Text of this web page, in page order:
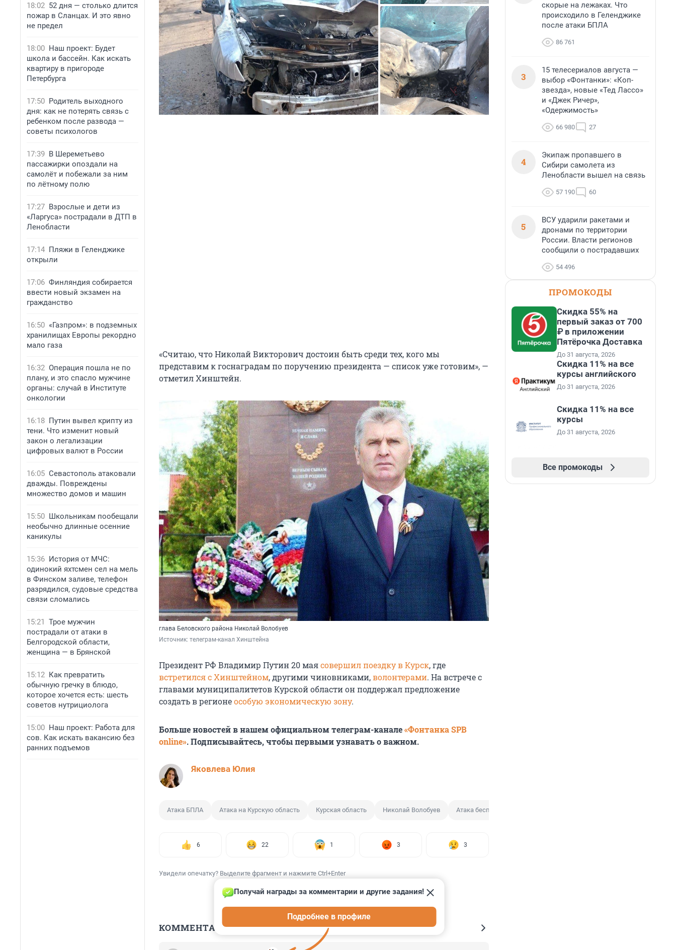
18:02 52 дня — столько длится
пожар в Сланцах. И это явно
не предел
18:00 Наш проект: Будет
школа и бассейн. Как искать
квартиру в пригороде
Петербурга
17:50 Родитель выходного
дня: как не потерять связь с
ребенком после развода —
советы психологов
17:39 В Шереметьево
пассажирки опоздали на
самолёт и побежали за ним
по лётному полю
17:27 Взрослые и дети из
«Ларгуса» пострадали в ДТП в
Ленобласти
17:14 Пляжи в Геленджике
открыли
17:06 Финляндия собирается
ввести новый экзамен на
гражданство
16:50 «Газпром»: в подземных
хранилищах Европы рекордно
мало газа
16:32 Операция пошла не по
плану, и это спасло мужчине
органы: случай в Институте
онкологии
16:18 Путин вывел крипту из
тени. Что изменит новый
закон о легализации
цифровых валют в России
16:05 Севастополь атаковали
дважды. Повреждены
множество домов и машин
15:50 Школьникам пообещали
необычно длинные осенние
каникулы
15:36 История от МЧС:
одинокий яхтсмен сел на мель
в Финском заливе, телефон
разрядился, судовые средства
связи сломались
15:21 Трое мужчин
пострадали от атаки в
Белгородской области,
женщина — в Брянской
15:12 Как превратить
обычную гречку в блюдо,
которое хочется есть: шесть
советов нутрициолога
15:00 Наш проект: Работа для
сов. Как искать вакансию без
ранних подъемов
«Считаю, что Николай Викторович достоин быть среди тех, кого мы
представим к госнаградам по поручению президента — список уже готовим», —
отметил Хинштейн.
глава Беловского района Николай Волобуев
Источник: телеграм-канал Хинштейна
Президент РФ Владимир Путин 20 маясовершил поездку в Курск, где
встретился с Хинштейном, другими чиновниками,волонтерами. На встрече с
главами муниципалитетов Курской области он поддержал предложение
создать в регионеособую экономическую зону.
Больше новостей в нашем официальном телеграм-канале«Фонтанка SPB
online». Подписывайтесь, чтобы первыми узнавать о важном.
Яковлева Юлия
Атака БПЛА Атака на Курскую область Курская область Николай Волобуев Атака беспилотника
6 22 1 3 3
Увидели опечатку? Выделите фрагмент и нажмите Ctrl+Enter
КОММЕНТАРИИ 76
Получай награды за комментарии и другие задания!
Подробнее в профиле
скорые на лежаках. Что
происходило в Геленджике
после атаки БПЛА
86 761
3
15 телесериалов августа —
выбор «Фонтанки»: «Коп-
звезда», новые «Тед Лассо»
и «Джек Ричер»,
«Одержимость»
66 980 27
4
Экипаж пропавшего в
Сибири самолета из
Ленобласти вышел на связь
57 190 60
5
ВСУ ударили ракетами и
дронами по территории
России. Власти регионов
сообщили о пострадавших
54 496
ПРОМОКОДЫ
Скидка 55% на
первый заказ от 700
₽ в приложении
Пятёрочка Доставка
До 31 августа, 2026
Скидка 11% на все
курсы английского
До 31 августа, 2026
Скидка 11% на все
курсы
До 31 августа, 2026
Все промокоды